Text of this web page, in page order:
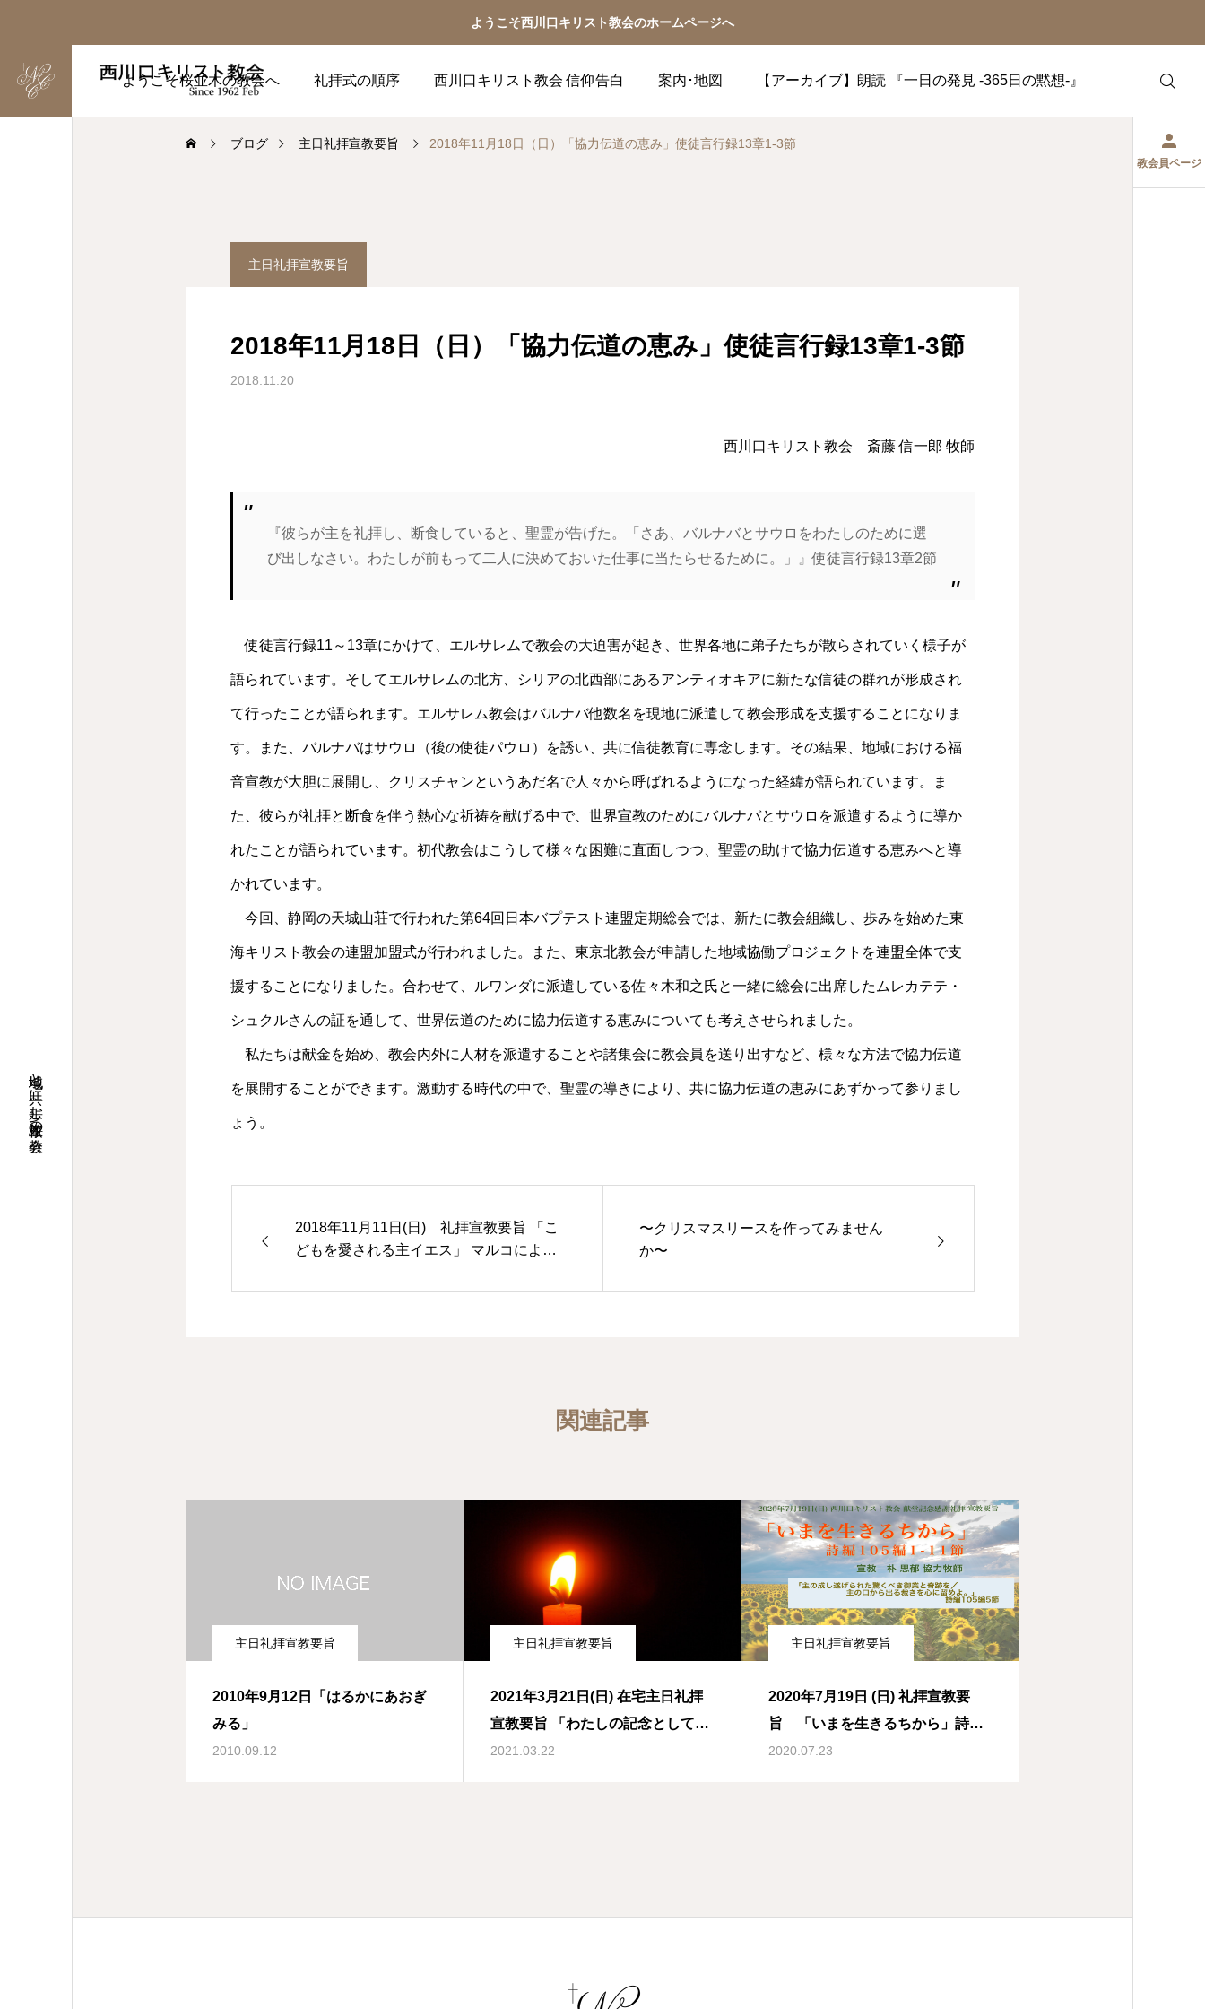
ようこそ西川口キリスト教会のホームページへ
ようこそ桜並木の教会へ 礼拝式の順序 西川口キリスト教会 信仰告白 案内･地図 【アーカイブ】朗読 『一日の発見 -365日の黙想-』
地域と共に歩む桜並木の教会
教会員ページ
ブログ 主日礼拝宣教要旨 2018年11月18日（日）「協力伝道の恵み」使徒言行録13章1‐3節
主日礼拝宣教要旨
2018年11月18日（日）「協力伝道の恵み」使徒言行録13章1‐3節
2018.11.20
西川口キリスト教会 斎藤 信一郎 牧師
『彼らが主を礼拝し、断食していると、聖霊が告げた。「さあ、バルナバとサウロをわたしのために選
び出しなさい。わたしが前もって二人に決めておいた仕事に当たらせるために。」』使徒言行録13章2節
使徒言行録11～13章にかけて、エルサレムで教会の大迫害が起き、世界各地に弟子たちが散らされていく様子が
語られています。そしてエルサレムの北方、シリアの北西部にあるアンティオキアに新たな信徒の群れが形成され
て行ったことが語られます。エルサレム教会はバルナバ他数名を現地に派遣して教会形成を支援することになりま
す。また、バルナバはサウロ（後の使徒パウロ）を誘い、共に信徒教育に専念します。その結果、地域における福
音宣教が大胆に展開し、クリスチャンというあだ名で人々から呼ばれるようになった経緯が語られています。ま
た、彼らが礼拝と断食を伴う熱心な祈祷を献げる中で、世界宣教のためにバルナバとサウロを派遣するように導か
れたことが語られています。初代教会はこうして様々な困難に直面しつつ、聖霊の助けで協力伝道する恵みへと導
かれています。
今回、静岡の天城山荘で行われた第64回日本バプテスト連盟定期総会では、新たに教会組織し、歩みを始めた東
海キリスト教会の連盟加盟式が行われました。また、東京北教会が申請した地域協働プロジェクトを連盟全体で支
援することになりました。合わせて、ルワンダに派遣している佐々木和之氏と一緒に総会に出席したムレカテテ・
シュクルさんの証を通して、世界伝道のために協力伝道する恵みについても考えさせられました。
私たちは献金を始め、教会内外に人材を派遣することや諸集会に教会員を送り出すなど、様々な方法で協力伝道
を展開することができます。激動する時代の中で、聖霊の導きにより、共に協力伝道の恵みにあずかって参りまし
ょう。
2018年11月11日(日) 礼拝宣教要旨 「こ
どもを愛される主イエス」 マルコによる
〜クリスマスリースを作ってみません
か〜
関連記事
主日礼拝宣教要旨
2010年9月12日「はるかにあおぎ
みる」
2010.09.12
主日礼拝宣教要旨
2021年3月21日(日) 在宅主日礼拝
宣教要旨 「わたしの記念として」
コリントの信徒への手紙一11章23-
2021.03.22
主日礼拝宣教要旨
2020年7月19日 (日) 礼拝宣教要
旨 「いまを生きるちから」詩編
105編1-11節
2020.07.23